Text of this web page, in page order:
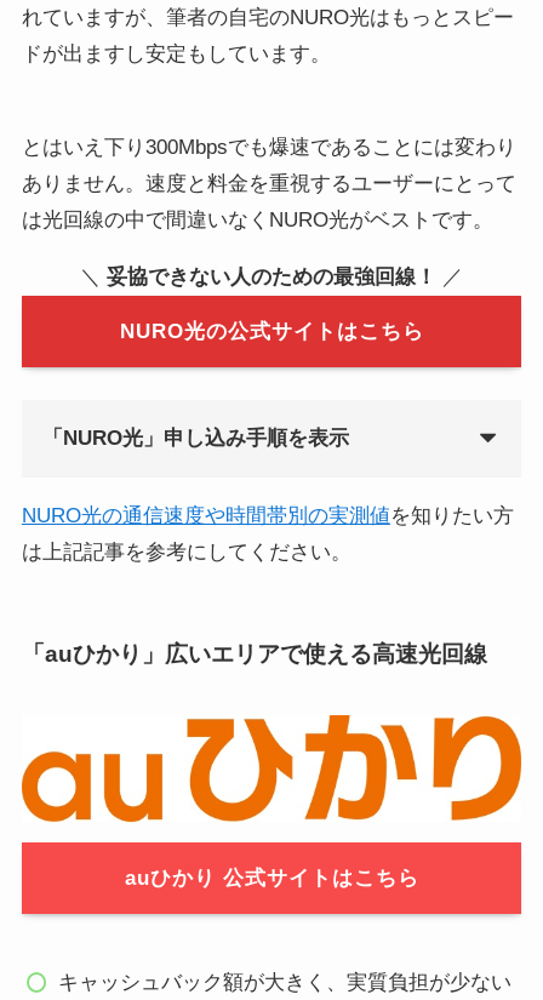
れていますが、筆者の自宅のNURO光はもっとスピー
ドが出ますし安定もしています。
とはいえ下り300Mbpsでも爆速であることには変わり
ありません。速度と料金を重視するユーザーにとって
は光回線の中で間違いなくNURO光がベストです。
＼ 妥協できない人のための最強回線！ ／
NURO光の公式サイトはこちら
「NURO光」申し込み手順を表示
NURO光の公式ページを開く
を開きましょう。
ここからクリックして申し込みをすると45000
円がキャッシュバックされます
「新規お申し込み・エリア確
認」をクリック
NURO光の通信速度や時間帯別の実測値を知りたい方
は上記記事を参考にしてください。
「auひかり」広いエリアで使える高速光回線
auひかり 公式サイトはこちら
キャッシュバック額が大きく、実質負担が少ない